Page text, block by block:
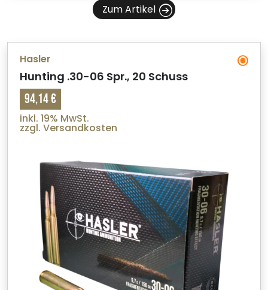
Zum Artikel
Hasler
Hunting .30-06 Spr., 20 Schuss
94,14 €
inkl. 19% MwSt.
zzgl. Versandkosten